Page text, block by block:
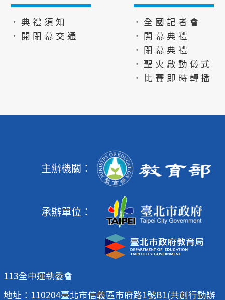
．典禮須知
．開閉幕交通
．全國記者會
．開幕典禮
．閉幕典禮
．聖火啟動儀式
．比賽即時轉播
主辦機關：
承辦單位：
113全中運執委會
地址：110204臺北市信義區市府路1號B1(共創行動辦